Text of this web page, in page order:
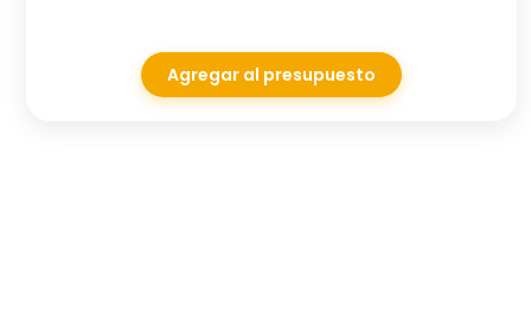
Agregar al presupuesto